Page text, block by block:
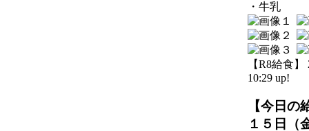
・牛乳
【R8給食】
10:29 up!
【今日の
１５日（